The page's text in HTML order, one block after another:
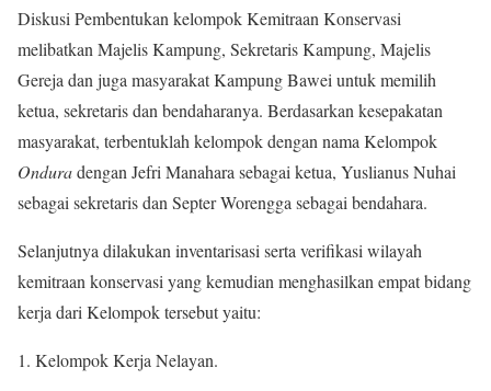
Diskusi Pembentukan kelompok Kemitraan Konservasi
melibatkan Majelis Kampung, Sekretaris Kampung, Majelis
Gereja dan juga masyarakat Kampung Bawei untuk memilih
ketua, sekretaris dan bendaharanya. Berdasarkan kesepakatan
masyarakat, terbentuklah kelompok dengan nama Kelompok
Onduradengan Jefri Manahara sebagai ketua, Yuslianus Nuhai
sebagai sekretaris dan Septer Worengga sebagai bendahara.
Selanjutnya dilakukan inventarisasi serta verifikasi wilayah
kemitraan konservasi yang kemudian menghasilkan empat bidang
kerja dari Kelompok tersebut yaitu:
Kelompok Kerja Nelayan.